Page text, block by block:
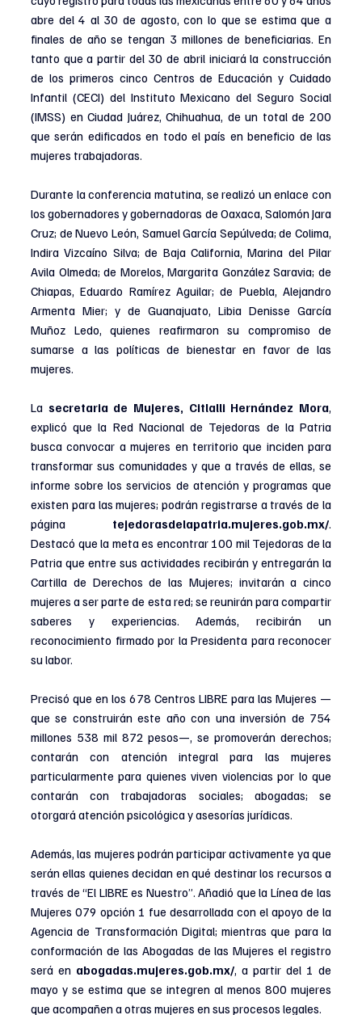
abre del 4 al 30 de agosto, con lo que se estima que a
finales de año se tengan 3 millones de beneficiarias. En
tanto que a partir del 30 de abril iniciará la construcción
de los primeros cinco Centros de Educación y Cuidado
Infantil (CECI) del Instituto Mexicano del Seguro Social
(IMSS) en Ciudad Juárez, Chihuahua, de un total de 200
que serán edificados en todo el país en beneficio de las
mujeres trabajadoras.
Durante la conferencia matutina, se realizó un enlace con
los gobernadores y gobernadoras de Oaxaca, Salomón Jara
Cruz; de Nuevo León, Samuel García Sepúlveda; de Colima,
Indira Vizcaíno Silva; de Baja California, Marina del Pilar
Avila Olmeda; de Morelos, Margarita González Saravia; de
Chiapas, Eduardo Ramírez Aguilar; de Puebla, Alejandro
Armenta Mier; y de Guanajuato, Libia Denisse García
Muñoz Ledo, quienes reafirmaron su compromiso de
sumarse a las políticas de bienestar en favor de las
mujeres.
La secretaria de Mujeres, Citlalli Hernández Mora,
explicó que la Red Nacional de Tejedoras de la Patria
busca convocar a mujeres en territorio que inciden para
transformar sus comunidades y que a través de ellas, se
informe sobre los servicios de atención y programas que
existen para las mujeres; podrán registrarse a través de la
página tejedorasdelapatria.mujeres.gob.mx/.
Destacó que la meta es encontrar 100 mil Tejedoras de la
Patria que entre sus actividades recibirán y entregarán la
Cartilla de Derechos de las Mujeres; invitarán a cinco
mujeres a ser parte de esta red; se reunirán para compartir
saberes y experiencias. Además, recibirán un
reconocimiento firmado por la Presidenta para reconocer
su labor.
Precisó que en los 678 Centros LIBRE para las Mujeres —
que se construirán este año con una inversión de 754
millones 538 mil 872 pesos—, se promoverán derechos;
contarán con atención integral para las mujeres
particularmente para quienes viven violencias por lo que
contarán con trabajadoras sociales; abogadas; se
otorgará atención psicológica y asesorías jurídicas.
Además, las mujeres podrán participar activamente ya que
serán ellas quienes decidan en qué destinar los recursos a
través de “El LIBRE es Nuestro”. Añadió que la Línea de las
Mujeres 079 opción 1 fue desarrollada con el apoyo de la
Agencia de Transformación Digital; mientras que para la
conformación de las Abogadas de las Mujeres el registro
será en abogadas.mujeres.gob.mx/, a partir del 1 de
mayo y se estima que se integren al menos 800 mujeres
que acompañen a otras mujeres en sus procesos legales.